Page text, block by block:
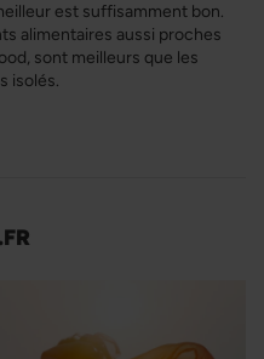
est suffisamment bon.
alimentaires aussi proches
sont meilleurs que les
isolés.